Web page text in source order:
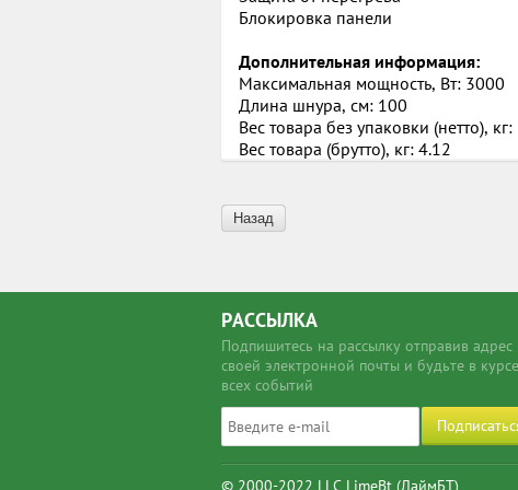
Блокировка панели
Дополнительная информация:
Максимальная мощность, Вт: 3000
Длина шнура, см: 100
Вес товара без упаковки (нетто), кг:
Вес товара (брутто), кг: 4.12
Назад
РАССЫЛКА
Подпишитесь на рассылку отправив адрес
своей электронной почты и будьте в курсе
всех событий
© 2000-2022 LLC LimeBt (ЛаймБТ)